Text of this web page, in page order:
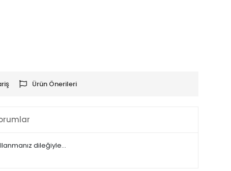
Ürün Önerileri
dileğiyle…